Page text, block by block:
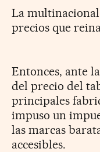
La multinacional
precios que
Entonces, ante
del precio del
principales
impuso un
las marcas
accesibles.